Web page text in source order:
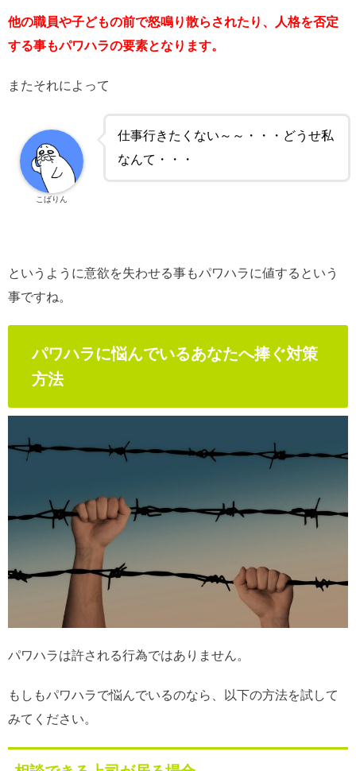
他の職員や子どもの前で怒鳴り散らされたり、人格を否定
する事もパワハラの要素となります。
またそれによって
仕事行きたくない～～・・・どうせ私
なんて・・・
こばりん
というように意欲を失わせる事もパワハラに値するという
事ですね。
パワハラに悩んでいるあなたへ捧ぐ対策
方法
パワハラは許される行為ではありません。
もしもパワハラで悩んでいるのなら、以下の方法を試して
みてください。